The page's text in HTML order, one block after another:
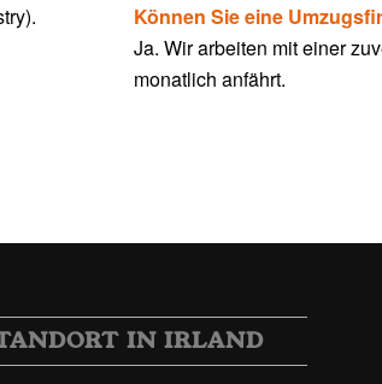
Können Sie eine
Ja. Wir arbeiten mit einer
monatlich anfährt.
IN IRLAND